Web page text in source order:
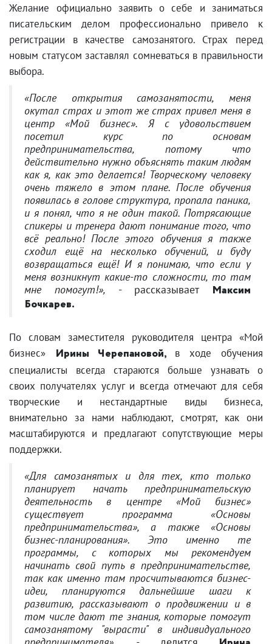
Желание официально заявить о себе и заниматься
писательским делом профессионально привело к
регистрации в качестве самозанятого. Страх перед
новым статусом заставлял сомневаться в правильности
выбора.
«После открытия самозанятости, меня
окутал страх и этот же страх привел меня в
центр «Мой бизнес». Я с удовольствием
посетил курс по основам
предпринимательства, потому что
действительно нужно объяснять таким людям
как я, как это делается! Творческому человеку
очень тяжело в этом плане. После обучения
появилась в голове структура, пропала паника,
и я понял, что я не один такой. Потрясающие
спикеры и тренера дают понимание того, что
всё реально! После этого обучения я также
сходил ещё на несколько обучений, и буду
возвращаться ещё! И я понимаю, что если у
меня возникнут какие-то сложности, то там
мне помогут!», - рассказывает Максим
Бочкарев.
По словам заместителя руководителя центра «Мой
бизнес» Ирины Черепановой,
в ходе обучения
специалисты всегда стараются больше узнавать о
своих получателях услуг и всегда отмечают для себя
творческие и нестандартные виды бизнеса,
внимательно за нами наблюдают, смотрят, как они
масштабируются и предлагают сопутствующие меры
поддержки.
«Для самозанятых и для тех, кто только
планирует начать предпринимательскую
деятельность в центре «Мой бизнес»
существует программа «Основы
предпринимательства», а также «Основы
бизнес-планирования». Это именно те
программы, с которых мы рекомендуем
начинать свой путь в предпринимательстве,
так как именно там просчитываются бизнес-
идеи, планируются дальнейшие шаги к
развитию, рассказывают о продвижении и в
том числе дают те знания, которые помогут
самозанятому "вырасти" в индивидуального